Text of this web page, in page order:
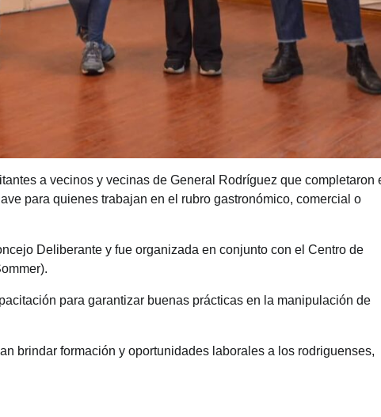
a vecinos y vecinas de General Rodríguez que completaron
para quienes trabajan en el rubro gastronómico, comercial o
Deliberante y fue organizada en conjunto con el Centro de
para garantizar buenas prácticas en la manipulación de
brindar formación y oportunidades laborales a los rodriguenses,